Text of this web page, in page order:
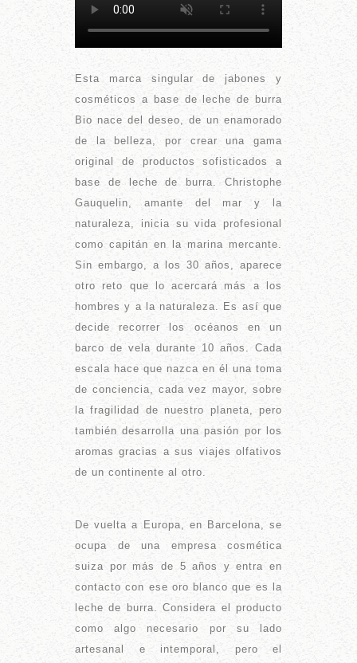
Esta marca singular de jabones y
cosméticos a base de leche de burra
Bio nace del deseo, de un enamorado
de la belleza, por crear una gama
original de productos sofisticados a
base de leche de burra. Christophe
Gauquelin, amante del mar y la
naturaleza, inicia su vida profesional
como capitán en la marina mercante.
Sin embargo, a los 30 años, aparece
otro reto que lo acercará más a los
hombres y a la naturaleza. Es así que
decide recorrer los océanos en un
barco de vela durante 10 años. Cada
escala hace que nazca en él una toma
de conciencia, cada vez mayor, sobre
la fragilidad de nuestro planeta, pero
también desarrolla una pasión por los
aromas gracias a sus viajes olfativos
de un continente al otro.
De vuelta a Europa, en Barcelona, se
ocupa de una empresa cosmética
suiza por más de 5 años y entra en
contacto con ese oro blanco que es la
leche de burra. Considera el producto
como algo necesario por su lado
artesanal e intemporal, pero el